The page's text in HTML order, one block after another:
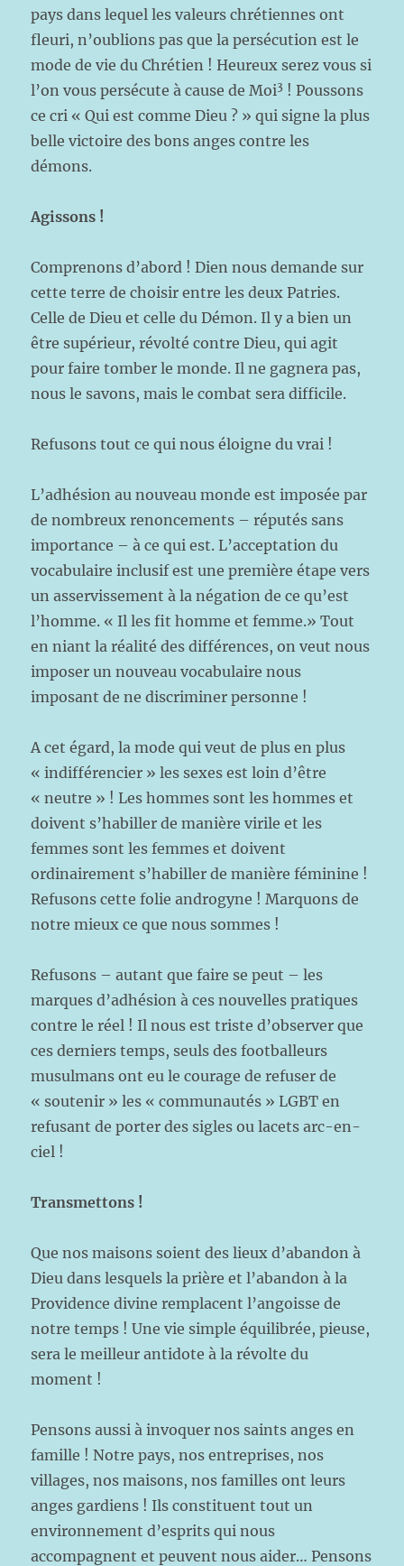
pays dans lequel les valeurs chrétiennes ont
fleuri, n’oublions pas que la persécution est le
mode de vie du Chrétien ! Heureux serez vous si
l’on vous persécute à cause de Moi3 ! Poussons
ce cri « Qui est comme Dieu ? » qui signe la plus
belle victoire des bons anges contre les
démons.
Agissons !
Comprenons d’abord ! Dien nous demande sur
cette terre de choisir entre les deux Patries.
Celle de Dieu et celle du Démon. Il y a bien un
être supérieur, révolté contre Dieu, qui agit
pour faire tomber le monde. Il ne gagnera pas,
nous le savons, mais le combat sera difficile.
Refusons tout ce qui nous éloigne du vrai !
L’adhésion au nouveau monde est imposée par
de nombreux renoncements – réputés sans
importance – à ce qui est. L’acceptation du
vocabulaire inclusif est une première étape vers
un asservissement à la négation de ce qu’est
l’homme. « Il les fit homme et femme.» Tout
en niant la réalité des différences, on veut nous
imposer un nouveau vocabulaire nous
imposant de ne discriminer personne !
A cet égard, la mode qui veut de plus en plus
« indifférencier » les sexes est loin d’être
« neutre » ! Les hommes sont les hommes et
doivent s’habiller de manière virile et les
femmes sont les femmes et doivent
ordinairement s’habiller de manière féminine !
Refusons cette folie androgyne ! Marquons de
notre mieux ce que nous sommes !
Refusons – autant que faire se peut – les
marques d’adhésion à ces nouvelles pratiques
contre le réel ! Il nous est triste d’observer que
ces derniers temps, seuls des footballeurs
musulmans ont eu le courage de refuser de
« soutenir » les « communautés » LGBT en
refusant de porter des sigles ou lacets arc-en-
ciel !
Transmettons !
Que nos maisons soient des lieux d’abandon à
Dieu dans lesquels la prière et l’abandon à la
Providence divine remplacent l’angoisse de
notre temps ! Une vie simple équilibrée, pieuse,
sera le meilleur antidote à la révolte du
moment !
Pensons aussi à invoquer nos saints anges en
famille ! Notre pays, nos entreprises, nos
villages, nos maisons, nos familles ont leurs
anges gardiens ! Ils constituent tout un
environnement d’esprits qui nous
accompagnent et peuvent nous aider… Pensons